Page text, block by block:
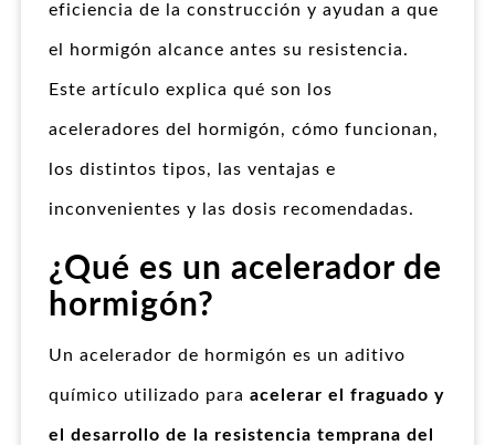
eficiencia de la construcción y ayudan a que
el hormigón alcance antes su resistencia.
Este artículo explica qué son los
aceleradores del hormigón, cómo funcionan,
los distintos tipos, las ventajas e
inconvenientes y las dosis recomendadas.
¿Qué es un acelerador de
hormigón?
Un acelerador de hormigón es un aditivo
químico utilizado para acelerar el fraguado y
el desarrollo de la resistencia temprana del